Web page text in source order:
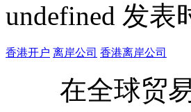
undefined 发表
香港开户 离岸公司 香港离岸公司
在全球贸易